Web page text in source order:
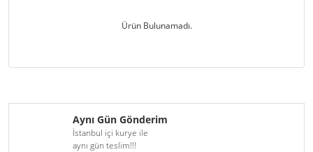
Ürün Bulunamadı.
Aynı Gün Gönderim
İstanbul içi kurye ile
aynı gün teslim!!!